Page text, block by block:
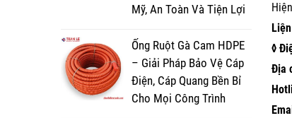
Mỹ, An Toàn Và Tiện Lợi
Ống Ruột Gà Cam HDPE
– Giải Pháp Bảo Vệ Cáp
Điện, Cáp Quang Bền Bỉ
Cho Mọi Công Trình
◊
Địa